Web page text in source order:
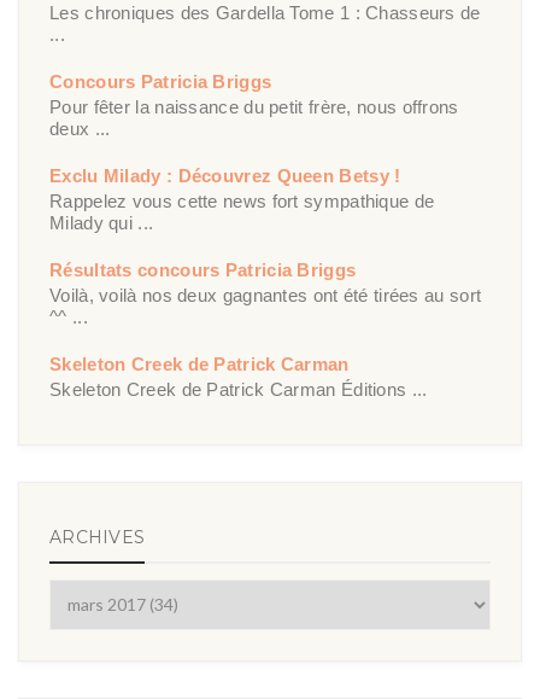
Les chroniques des Gardella Tome 1 : Chasseurs de
...
Concours Patricia Briggs
Pour fêter la naissance du petit frère, nous offrons
deux ...
Exclu Milady : Découvrez Queen Betsy !
Rappelez vous cette news fort sympathique de
Milady qui ...
Résultats concours Patricia Briggs
Voilà, voilà nos deux gagnantes ont été tirées au sort
^^ ...
Skeleton Creek de Patrick Carman
Skeleton Creek de Patrick Carman Éditions ...
ARCHIVES